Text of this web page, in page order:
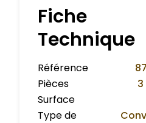
Fiche
Technique
Référence
Pièces
Surface
Type de